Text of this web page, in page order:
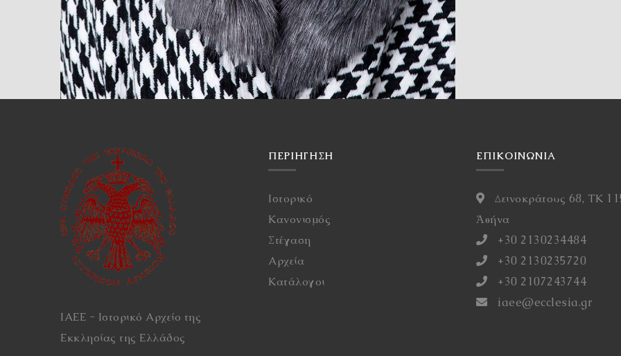
ΙΑΕΕ - Ιστορικό Αρχείο της
Εκκλησίας της Ελλάδος
ΠΕΡΙΉΓΗΣΗ
Ιστορικό
Κανονισμός
Στέγαση
Αρχεία
Κατάλογοι
ΕΠΙΚΟΙΝΩΝΙΑ
Δεινοκράτους 68, ΤΚ
Ἀθήνα
+30 2130234484
+30 2130235720
+30 2107243744
iaee@ecclesia.gr